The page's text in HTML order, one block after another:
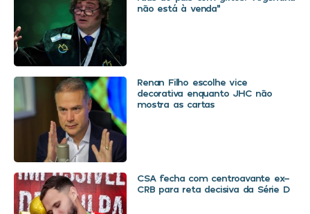
não está à venda”
Renan Filho escolhe vice
decorativa enquanto JHC não
mostra as cartas
CSA fecha com centroavante ex-
CRB para reta decisiva da Série D